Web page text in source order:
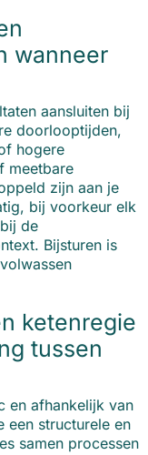
wanneer
aansluiten bij
doorlooptijden,
hogere
meetbare
zijn aan je
bij voorkeur elk
de
Bijsturen is
ketenregie
tussen
en afhankelijk van
een structurele en
samen processen